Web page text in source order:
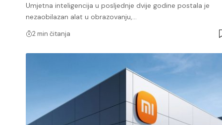
Umjetna inteligencija u posljednje dvije godine postala je
nezaobilazan alat u obrazovanju,…
2 min čitanja